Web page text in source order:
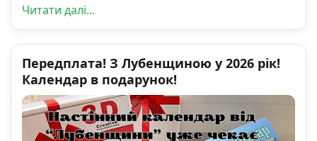
Читати далі...
Передплата! З Лубенщиною у 2026 рік!
Календар в подарунок!